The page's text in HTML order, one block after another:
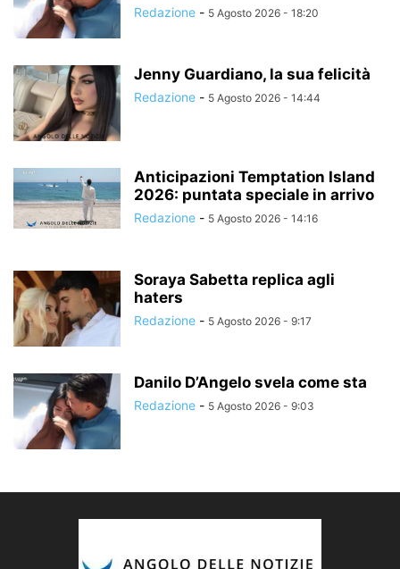
Redazione - 5 Agosto 2026 - 18:20
Jenny Guardiano, la sua felicità
Redazione - 5 Agosto 2026 - 14:44
Anticipazioni Temptation Island
2026: puntata speciale in arrivo
Redazione - 5 Agosto 2026 - 14:16
Soraya Sabetta replica agli
haters
Redazione - 5 Agosto 2026 - 9:17
Danilo D’Angelo svela come sta
Redazione - 5 Agosto 2026 - 9:03